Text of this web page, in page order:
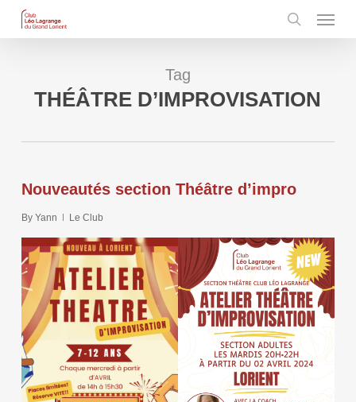
search
Menu
Tag
THÉÂTRE D’IMPROVISATION
Nouveautés section Théâtre d’impro
By Yann Le Club